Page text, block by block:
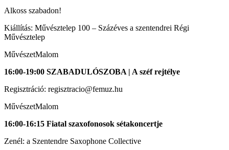
Alkoss szabadon!
Kiállítás: Művésztelep 100 – Százéves a szentendrei Régi
Művésztelep
MűvészetMalom
16:00-19:00 SZABADULÓSZOBA | A széf rejtélye
Regisztráció: regisztracio@femuz.hu
MűvészetMalom
16:00-16:15 Fiatal szaxofonosok sétakoncertje
Zenél: a Szentendre Saxophone Collective